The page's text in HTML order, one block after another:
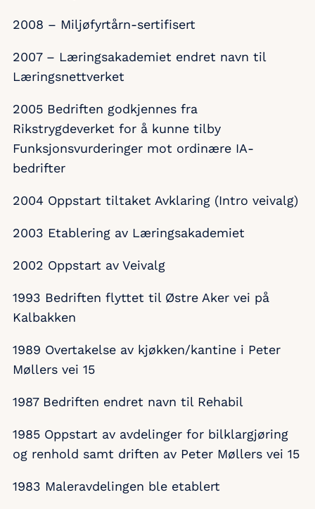
2008 – Miljøfyrtårn-sertifisert
2007 – Læringsakademiet endret navn til
Læringsnettverket
2005 Bedriften godkjennes fra
Rikstrygdeverket for å kunne tilby
Funksjonsvurderinger mot ordinære IA-
bedrifter
2004 Oppstart tiltaket Avklaring (Intro veivalg)
2003 Etablering av Læringsakademiet
2002 Oppstart av Veivalg
1993 Bedriften flyttet til Østre Aker vei på
Kalbakken
1989 Overtakelse av kjøkken/kantine i Peter
Møllers vei 15
1987 Bedriften endret navn til Rehabil
1985 Oppstart av avdelinger for bilklargjøring
og renhold samt driften av Peter Møllers vei 15
1983 Maleravdelingen ble etablert